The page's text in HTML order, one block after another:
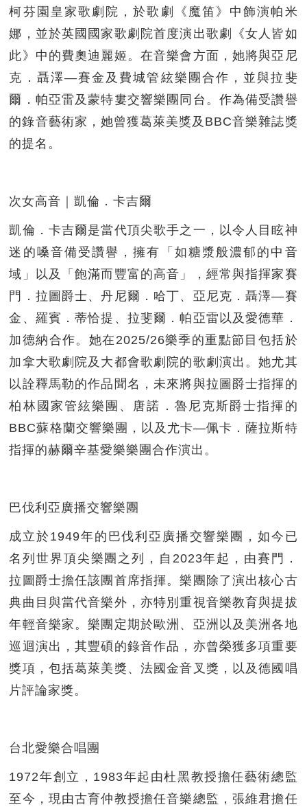
柯芬園皇家歌劇院，於歌劇《魔笛》中飾演帕米
娜，並於英國國家歌劇院首度演出歌劇《女人皆如
此》中的費奧迪麗姬。在音樂會方面，她將與亞尼
克．聶澤—賽金及費城管絃樂團合作，並與拉斐
爾．帕亞雷及蒙特婁交響樂團同台。作為備受讚譽
的錄音藝術家，她曾獲葛萊美獎及BBC音樂雜誌獎
的提名。
次女高音｜凱倫．卡吉爾
凱倫．卡吉爾是當代頂尖歌手之一，以令人目眩神
迷的嗓音備受讚譽，擁有「如糖漿般濃郁的中音
域」以及「飽滿而豐富的高音」，經常與指揮家賽
門．拉圖爵士、丹尼爾．哈丁、亞尼克．聶澤—賽
金、羅賓．蒂恰提、拉斐爾．帕亞雷以及愛德華．
加德納合作。她在2025/26樂季的重點節目包括於
加拿大歌劇院及大都會歌劇院的歌劇演出。她尤其
以詮釋馬勒的作品聞名，未來將與拉圖爵士指揮的
柏林國家管絃樂團、唐諾．魯尼克斯爵士指揮的
BBC蘇格蘭交響樂團，以及尤卡—佩卡．薩拉斯特
指揮的赫爾辛基愛樂樂團合作演出。
巴伐利亞廣播交響樂團
成立於1949年的巴伐利亞廣播交響樂團，如今已
名列世界頂尖樂團之列，自2023年起，由賽門．
拉圖爵士擔任該團首席指揮。樂團除了演出核心古
典曲目與當代音樂外，亦特別重視音樂教育與提拔
年輕音樂家。樂團定期於歐洲、亞洲以及美洲各地
巡迴演出，其豐碩的錄音作品，亦曾榮獲多項重要
獎項，包括葛萊美獎、法國金音叉獎，以及德國唱
片評論家獎。
台北愛樂合唱團
1972年創立，1983年起由杜黑教授擔任藝術總監
至今，現由古育仲教授擔任音樂總監，張維君擔任